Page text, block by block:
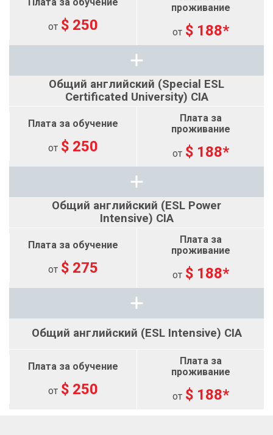
от $ 250 от $ 188*
Общий английский (Special ESL
Certificated University) CIA
от $ 250 от $ 188*
Общий английский (ESL Power
Intensive) CIA
от $ 275 от $ 188*
Общий английский (ESL Intensive) CIA
от $ 250 от $ 188*